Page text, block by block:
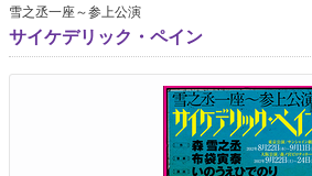
v
i
g
雪之丞一座～参上公演
サイケデリック・ペイン